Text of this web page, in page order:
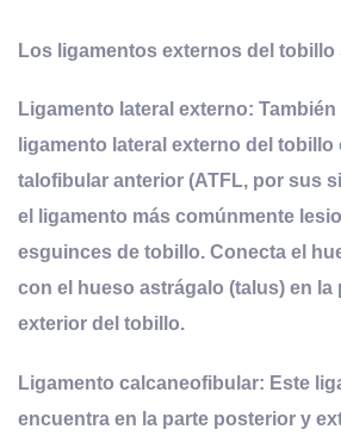
Los ligamentos externos del
Ligamento lateral externo:
ligamento lateral externo del tobillo
talofibular anterior (ATFL, por sus
el ligamento más comúnmente
esguinces de tobillo. Conecta el
con el hueso astrágalo (talus) en la
exterior del tobillo.
Ligamento calcaneofibular: Este
encuentra en la parte posterior y